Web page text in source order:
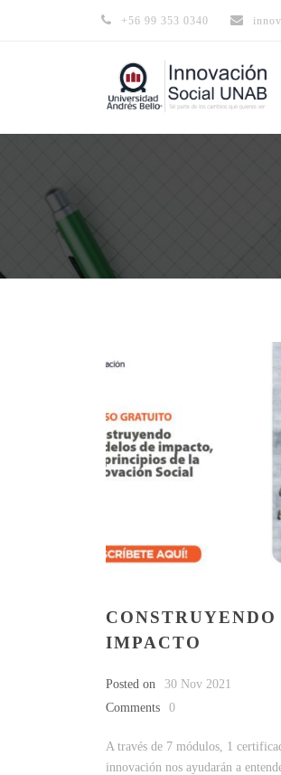
+56 99 353 0340
IMPACTO
Posted on
30 Nov 2021
Comments
0
A través de 7 módulos, 1
innovación nos ayudarán a